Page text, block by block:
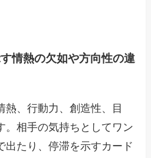
情熱の欠如や方向性の違
熱、行動力、創造性、目
。相手の気持ちとしてワン
出たり、停滞を示すカード